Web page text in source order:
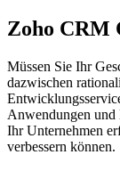
Zoho CRM
Müssen Sie Ihr
dazwischen
Anwendungen und
Ihr Unternehmen
verbessern können.